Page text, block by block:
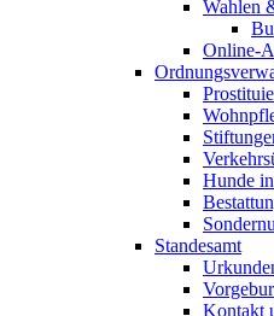
Wahlen
Online-
Hunde
Standesamt
Kontakt